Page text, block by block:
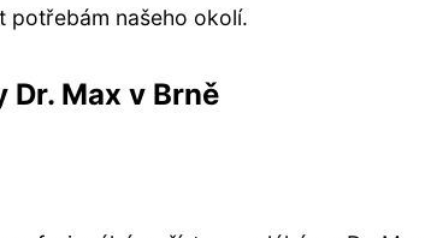
potřebám našeho okolí.
Max v Brně